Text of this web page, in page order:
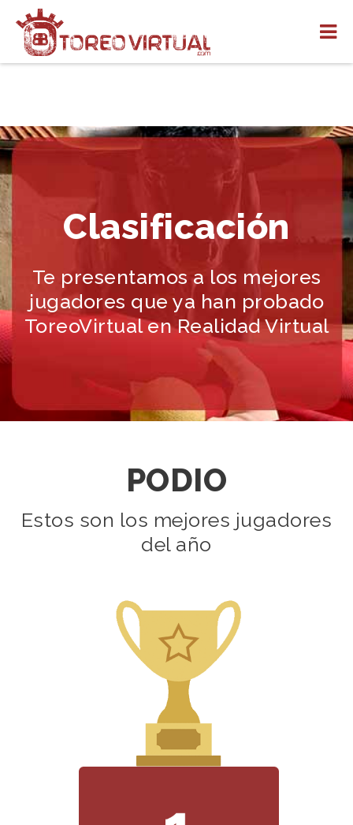
Clasificación
Te presentamos a los mejores
jugadores que ya han probado
ToreoVirtual en Realidad Virtual
PODIO
Estos son los mejores jugadores
del año